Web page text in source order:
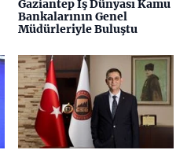
Gaziantep İş Dünyası Kamu
Bankalarının Genel
Müdürleriyle Buluştu